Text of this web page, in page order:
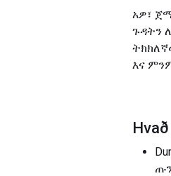
አዎ፣
ጉዳትን
እና